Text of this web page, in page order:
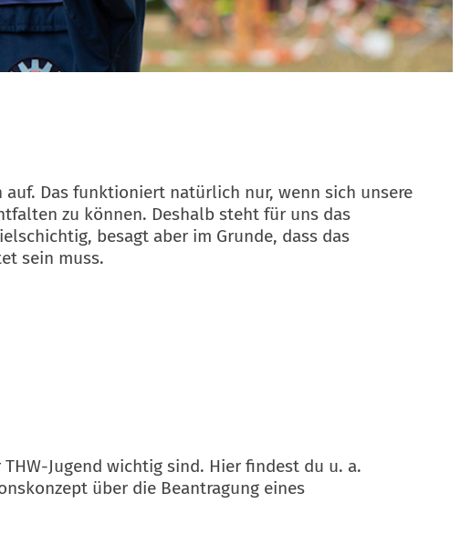
Das funktioniert natürlich nur, wenn sich unsere
zu können. Deshalb steht für uns das
besagt aber im Grunde, dass das
sein muss.
Jugend wichtig sind. Hier findest du u. a.
über die Beantragung eines